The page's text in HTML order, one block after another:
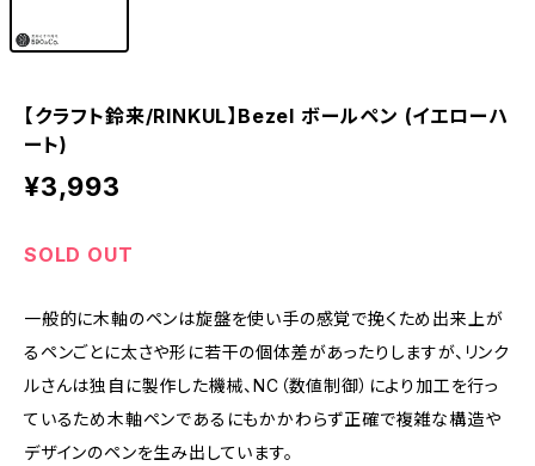
【クラフト鈴来/RINKUL】Bezel ボールペン (イエローハ
ート)
¥3,993
SOLD OUT
一般的に木軸のペンは旋盤を使い手の感覚で挽くため出来上が
るペンごとに太さや形に若干の個体差があったりしますが、リンク
ルさんは独自に製作した機械、NC（数値制御）により加工を行っ
ているため木軸ペンであるにもかかわらず正確で複雑な構造や
デザインのペンを生み出しています。